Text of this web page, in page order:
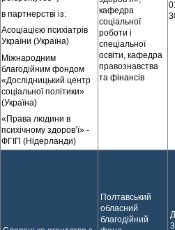
в партнерстві із:
Асоціацією психіатрів
України (Україна)
Міжнародним
благодійним фондом
«Дослідницький центр
соціальної політики»
(Україна)
«Права людини в
психічному здоров’ї» -
ФГІП (Нідерланди)
кафедра
соціальної
роботи і
спеціальної
освіти, кафедра
правознавства
та фінансів
Полтавський
обласний
благодійний